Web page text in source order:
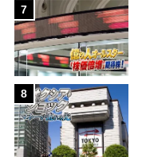
7
8